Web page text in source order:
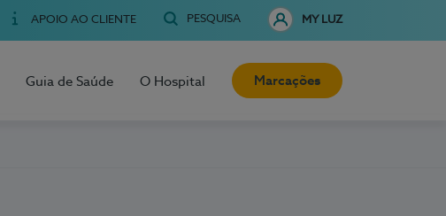
APOIO AO CLIENTE PESQUISA MY LUZ
Guia de Saúde O Hospital Marcações